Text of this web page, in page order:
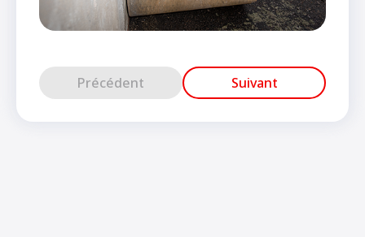
Précédent Suivant